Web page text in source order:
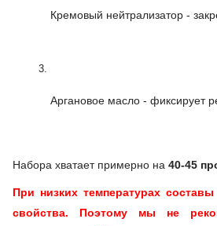
Кремовый нейтрализатор -
Аргановое масло - фиксирует
Набора хватает примерно на 40-45
При низких температурах
свойства. Поэтому мы не